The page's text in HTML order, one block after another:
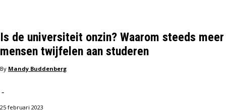
Is de universiteit onzin? Waarom steeds meer
mensen twijfelen aan studeren
By Mandy Buddenberg
-
25 februari 2023